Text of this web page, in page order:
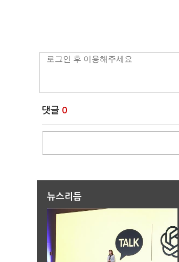
댓글 0
뉴스리듬